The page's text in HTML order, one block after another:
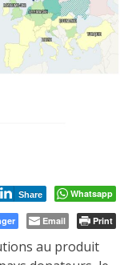
Share Whatsapp
Email Print
au produit